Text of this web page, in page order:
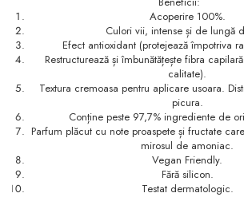
Acoperire 100%.
Culori vii, intense și de lungă
Efect antioxidant (protejează împotriva
Restructurează și îmbunătățește fibra
calitate).
Textura cremoasa pentru aplicare usoara.
picura.
Conține peste 97,7% ingrediente de
Parfum plăcut cu note proaspete și fructate
mirosul de amoniac.
Vegan Friendly.
Fără silicon.
Testat dermatologic.